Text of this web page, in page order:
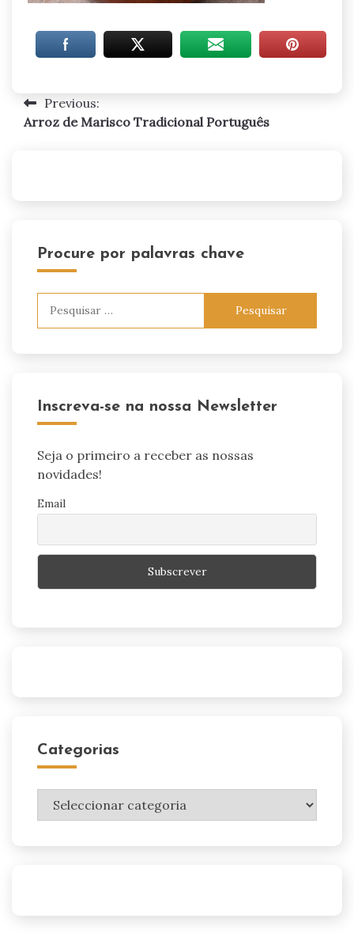
Navegação
Previous:
Arroz de Marisco Tradicional Português
Procure por palavras chave
Inscreva-se na nossa Newsletter
Seja o primeiro a receber as nossas
novidades!
Email
Categorias
Categorias